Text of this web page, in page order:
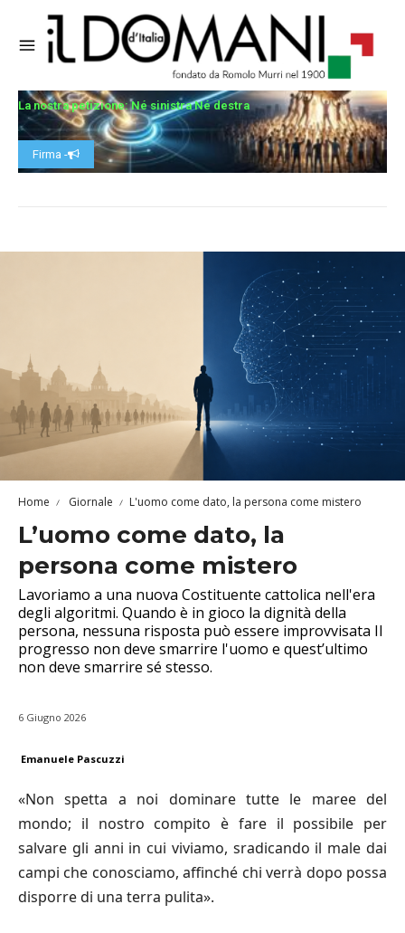
La nostra petizione: Né sinistra Né destra
Firma -
Home Giornale L'uomo come dato, la persona come mistero
L’uomo come dato, la
persona come mistero
Lavoriamo a una nuova Costituente cattolica nell'era
degli algoritmi. Quando è in gioco la dignità della
persona, nessuna risposta può essere improvvisata Il
progresso non deve smarrire l'uomo e quest’ultimo
non deve smarrire sé stesso.
6 Giugno 2026
Emanuele Pascuzzi
«Non spetta a noi dominare tutte le maree del
mondo; il nostro compito è fare il possibile per
salvare gli anni in cui viviamo, sradicando il male dai
campi che conosciamo, affinché chi verrà dopo possa
disporre di una terra pulita».